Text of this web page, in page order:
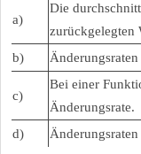
a)
Die
zurückgelegten
b)
c)
Bei einer
Änderungsrate.
d)